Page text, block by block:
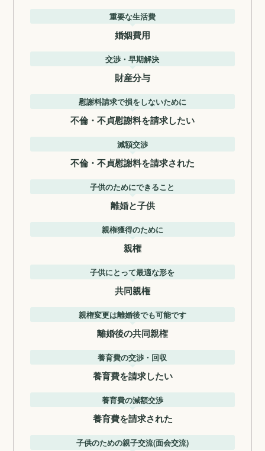
重要な生活費
婚姻費用
交渉・早期解決
財産分与
慰謝料請求で損をしないために
不倫・不貞慰謝料を請求したい
減額交渉
不倫・不貞慰謝料を請求された
子供のためにできること
離婚と子供
親権獲得のために
親権
子供にとって最適な形を
共同親権
親権変更は離婚後でも可能です
離婚後の共同親権
養育費の交渉・回収
養育費を請求したい
養育費の減額交渉
養育費を請求された
子供のための親子交流(面会交流)